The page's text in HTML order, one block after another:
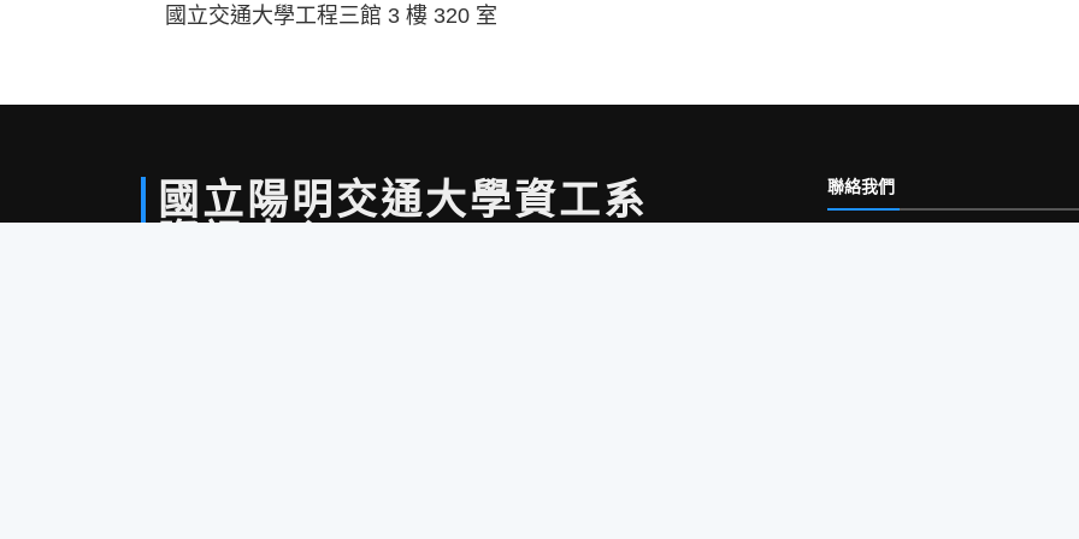
國立交通大學工程三館 3 樓 320 室
國立 陽明 交通大學資工系
聯絡我們